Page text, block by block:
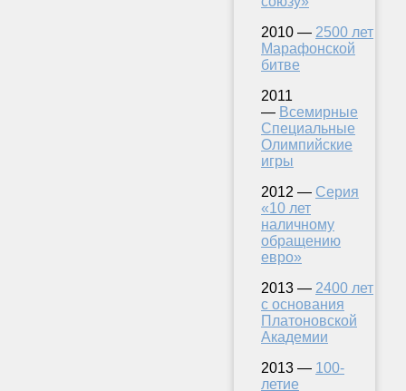
2010 — 2500 лет
Марафонской
битве
2011
— Всемирные
Специальные
Олимпийские
игры
2012 — Серия
«10 лет
наличному
обращению
евро»
2013 — 2400 лет
с основания
Платоновской
Академии
2013 — 100-
летие